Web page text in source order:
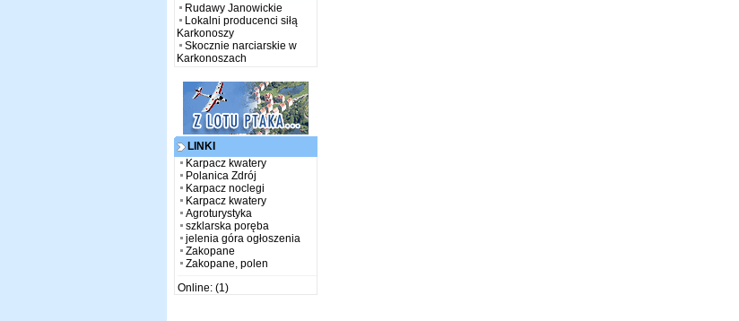
Rudawy Janowickie
Lokalni producenci siłą
Karkonoszy
Skocznie narciarskie w
Karkonoszach
LINKI
Karpacz kwatery
Polanica Zdrój
Karpacz noclegi
Karpacz kwatery
Agroturystyka
szklarska poręba
jelenia góra ogłoszenia
Zakopane
Zakopane, polen
Online: (1)